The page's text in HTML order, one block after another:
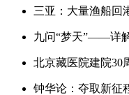
三亚：大量渔船回
九问“梦天”——详
北京藏医院建院30
钟华论：夺取新征